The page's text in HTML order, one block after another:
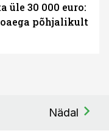
üle 30 000 euro:
põhjalikult
Nädal